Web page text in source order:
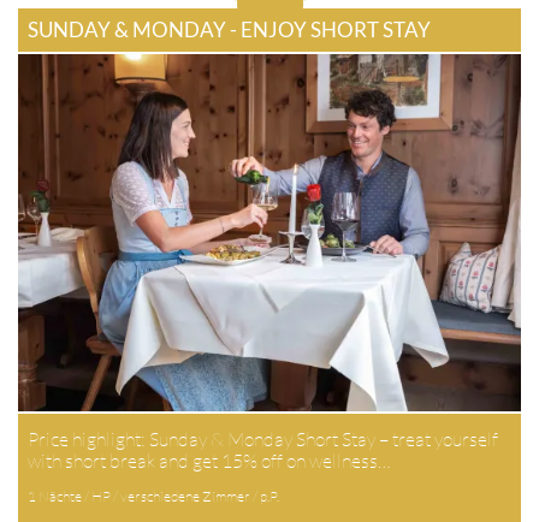
SUNDAY & MONDAY - ENJOY SHORT STAY
Price highlight: Sunday & Monday Short Stay – treat yourself
with short break and get 15% off on wellness…
1 Nächte / HP / verschiedene Zimmer / p.P.